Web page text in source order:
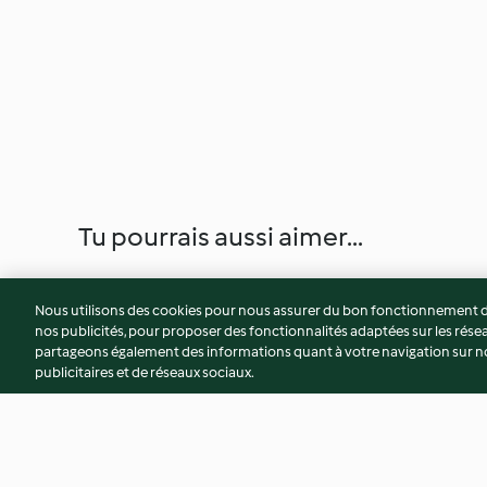
Tu pourrais aussi aimer...
Nous utilisons des cookies pour nous assurer du bon
nos publicités, pour proposer des fonctionnalités adaptées sur les
partageons également des informations quant à votre navigation sur
publicitaires et de réseaux sociaux.